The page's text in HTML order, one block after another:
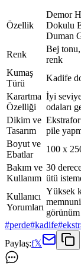
Özellik
Demor
Dokulu
Duman
Renk
Bej
renk
Kumaş
Türü
Kadife
Karartma
Özelliği
İyi
odaları
Dikim ve
Tasarım
pile
Boyut ve
Ebatlar
100 x
Bakım ve
Kullanım
30
ütü
Kullanıcı
Yorumları
Yüksek
görünüm
#perde#kadife#
Paylaş:f𝕏